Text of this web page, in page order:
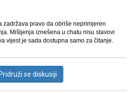
zadržava pravo da obriše neprimjeren
Mišljenja iznešena u chatu nisu stavovi
vijest je sada dostupna samo za čitanje.
Pridruži se diskusiji